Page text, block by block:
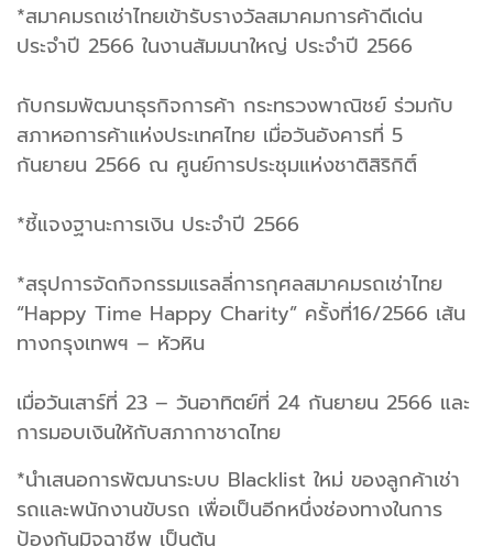
*สมาคมรถเช่าไทยเข้ารับรางวัลสมาคมการค้าดีเด่น
ประจำปี 2566 ในงานสัมมนาใหญ่ ประจำปี 2566
กับกรมพัฒนาธุรกิจการค้า กระทรวงพาณิชย์ ร่วมกับ
สภาหอการค้าแห่งประเทศไทย เมื่อวันอังคารที่ 5
กันยายน 2566 ณ ศูนย์การประชุมแห่งชาติสิริกิติ์
*ชี้แจงฐานะการเงิน ประจำปี 2566
*สรุปการจัดกิจกรรมแรลลี่การกุศลสมาคมรถเช่าไทย
“Happy Time Happy Charity” ครั้งที่16/2566 เส้น
ทางกรุงเทพฯ – หัวหิน
เมื่อวันเสาร์ที่ 23 – วันอาทิตย์ที่ 24 กันยายน 2566 และ
การมอบเงินให้กับสภากาชาดไทย
*นำเสนอการพัฒนาระบบ Blacklist ใหม่ ของลูกค้าเช่า
รถและพนักงานขับรถ เพื่อเป็นอีกหนึ่งช่องทางในการ
ป้องกันมิจฉาชีพ เป็นต้น